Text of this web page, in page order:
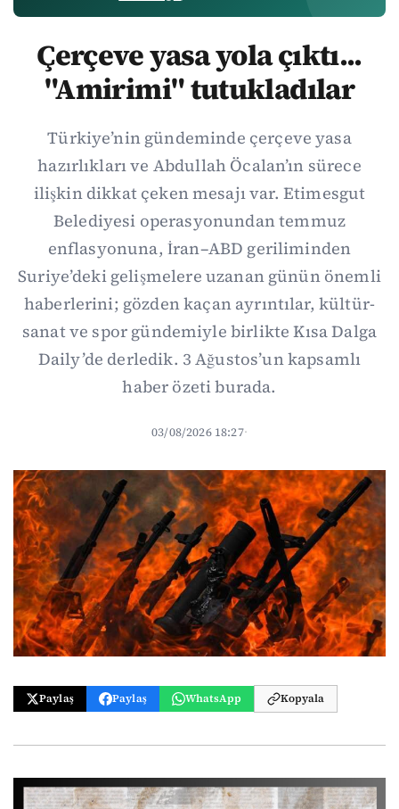
Çerçeve yasa yola çıktı...
"Amirimi" tutukladılar
Türkiye’nin gündeminde çerçeve yasa
hazırlıkları ve Abdullah Öcalan’ın sürece
ilişkin dikkat çeken mesajı var. Etimesgut
Belediyesi operasyonundan temmuz
enflasyonuna, İran–ABD geriliminden
Suriye’deki gelişmelere uzanan günün önemli
haberlerini; gözden kaçan ayrıntılar, kültür-
sanat ve spor gündemiyle birlikte Kısa Dalga
Daily’de derledik. 3 Ağustos’un kapsamlı
haber özeti burada.
03/08/2026 18:27·
Paylaş Paylaş WhatsApp Kopyala